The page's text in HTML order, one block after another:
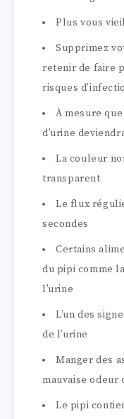
Plus vous
Supprimez
retenir de faire
risques
À mesure
d’urine
La couleur
transparent
Le flux
secondes
Certains
du pipi comme
l’urine
L’un des
de l’urine
Manger des
mauvaise odeur
Le pipi